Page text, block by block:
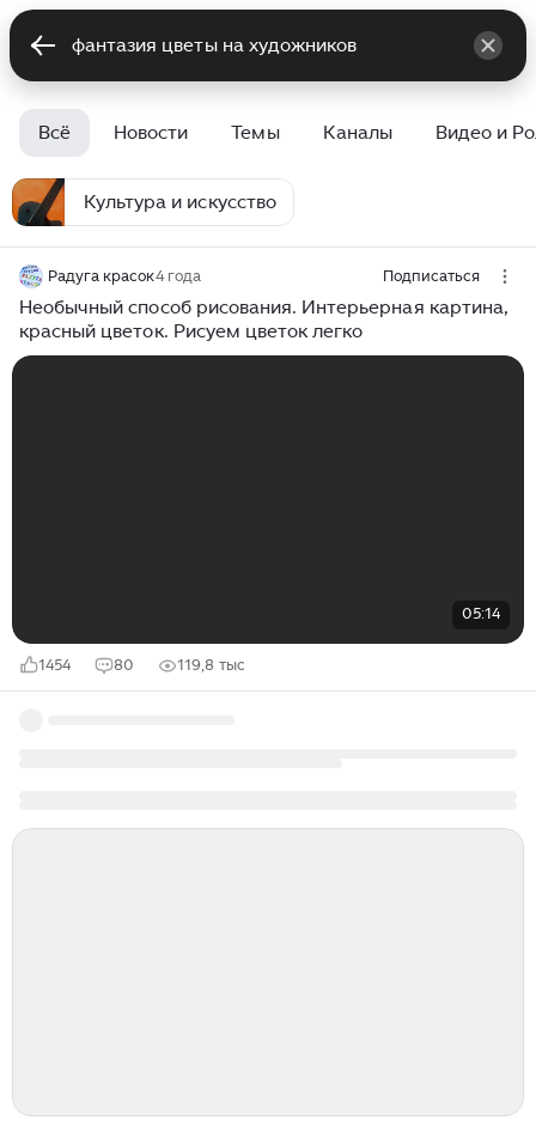
Всё Новости Темы Каналы Видео и
Культура и искусство
Радуга красок4 года Подписаться
Необычный способ рисования. Интерьерная картина,
красный цветок. Рисуем цветок легко
05:14
1454 80 119,8 тыс